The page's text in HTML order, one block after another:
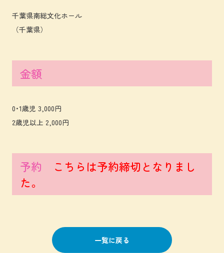
千葉県南総文化ホール
（千葉県）
金額
0･1歳児 3,000円
2歳児以上 2,000円
予約
こちらは予約締切となりまし
た。
一覧に戻る